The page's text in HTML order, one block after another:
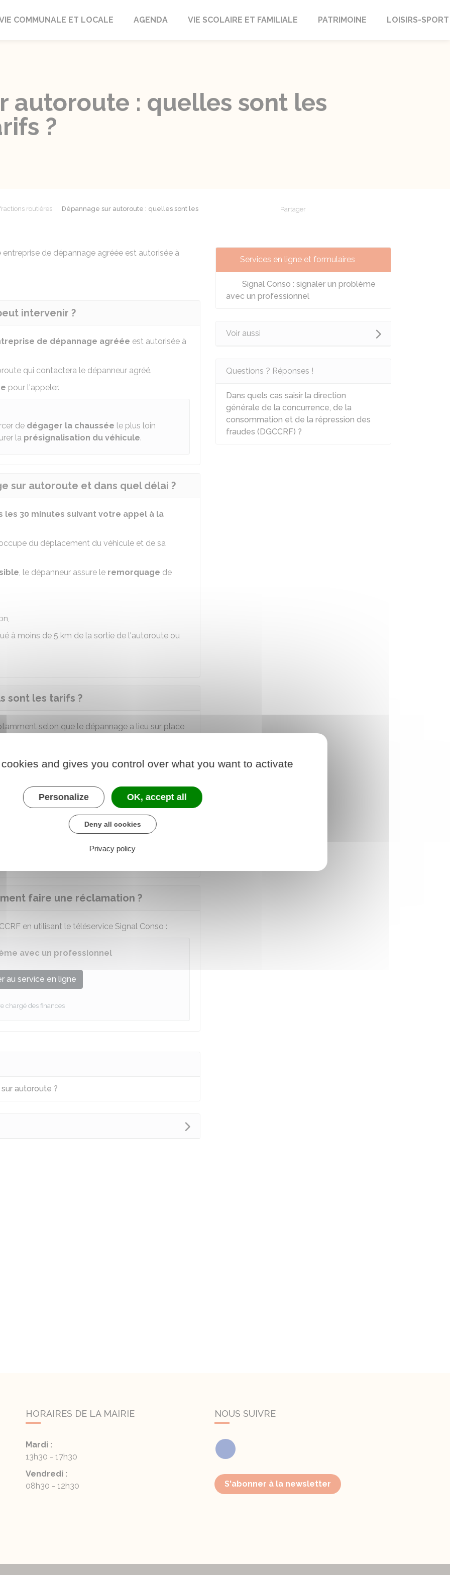
COMMUNALE ET LOCALE AGENDA VIE SCOLAIRE ET FAMILIALE PATRIMOINE LOISIRS-SPORT
autoroute : quelles sont les
?
routières
Dépannage sur autoroute : quelles sont les
Partager
de dépannage agréée est autorisée à
intervenir ?
de dépannage agréée est autorisée à
qui contactera le dépanneur agréé.
pour l'appeler.
de dégager la chaussée le plus loin
la présignalisation du véhicule.
sur autoroute et dans quel délai ?
les 30 minutes suivant votre appel à la
du déplacement du véhicule et de sa
, le dépanneur assure le remorquage de
à moins de 5 km de la sortie de l'autoroute ou
sont les tarifs ?
selon que le dépannage a lieu sur place
sur place
avec remorquage
cabine du véhiculede dépannage.
doit vous remettre une
leur prix
faire une réclamation ?
en utilisant le téléservice Signal Conso :
avec un professionnel
au service en ligne
chargé des finances
autoroute ?
Services en ligne et formulaires
Signal Conso : signaler un problème
avec un professionnel
Voir aussi
Questions ? Réponses !
Dans quels cas saisir la direction
générale de la concurrence, de la
consommation et de la répression des
fraudes (DGCCRF) ?
HORAIRES DE LA MAIRIE
Mardi :
13h30 - 17h30
Vendredi :
08h30 - 12h30
NOUS SUIVRE
Facebook
S'abonner à la newsletter
and gives you control over what you want to activate
Personalize OK, accept all
Deny all cookies
Privacy policy